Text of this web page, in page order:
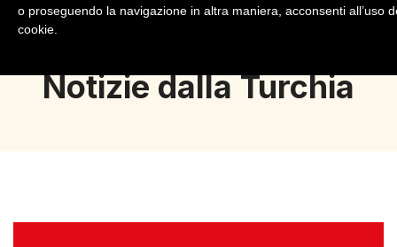
Notizie dalla Turchia
o proseguendo la navigazione in altra maniera, acconsenti all’uso
cookie.